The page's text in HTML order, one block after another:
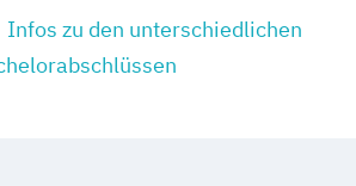
Infos zu den unterschiedlichen